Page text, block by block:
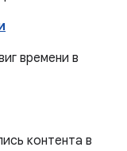
времени в
контента в